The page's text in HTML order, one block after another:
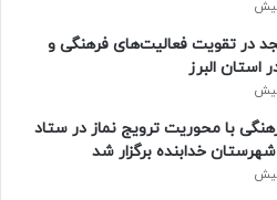
در تقویت فعالیت‌های فرهنگی و
استان البرز
با محوریت ترویج نماز در ستاد
خدابنده برگزار شد